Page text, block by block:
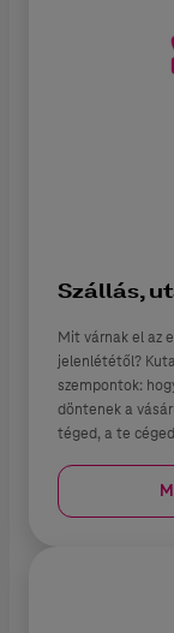
Szállás,
Mit várnak el az
jelenlététől?
szempontok:
döntenek a
téged, a te